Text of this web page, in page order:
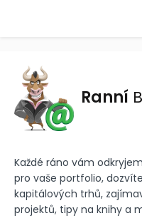
Ranní
Každé ráno vám
pro vaše portfolio,
kapitálových trhů,
projektů, tipy na knihy a